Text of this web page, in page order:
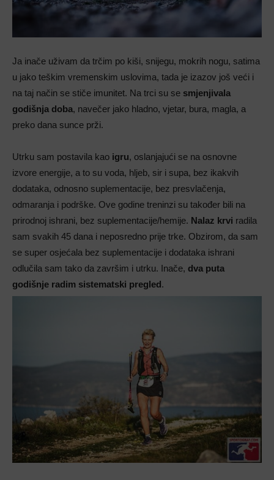
Ja inače uživam da trčim po kiši, snijegu, mokrih nogu, satima
u jako teškim vremenskim uslovima, tada je izazov još veći i
na taj način se stiče imunitet. Na trci su se smjenjivala
godišnja doba, navečer jako hladno, vjetar, bura, magla, a
preko dana sunce prži.
Utrku sam postavila kao igru, oslanjajući se na osnovne
izvore energije, a to su voda, hljeb, sir i supa, bez ikakvih
dodataka, odnosno suplementacije, bez presvlačenja,
odmaranja i podrške. Ove godine treninzi su također bili na
prirodnoj ishrani, bez suplementacije/hemije. Nalaz krvi radila
sam svakih 45 dana i neposredno prije trke. Obzirom, da sam
se super osjećala bez suplementacije i dodataka ishrani
odlučila sam tako da završim i utrku. Inače, dva puta
godišnje radim sistematski pregled.